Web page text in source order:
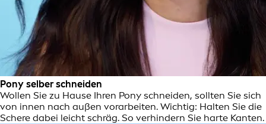
Pony selber schneiden
Wollen Sie zu Hause Ihren Pony schneiden, sollten Sie sich
von innen nach außen vorarbeiten. Wichtig: Halten Sie die
Schere dabei leicht schräg. So verhindern Sie harte Kanten.